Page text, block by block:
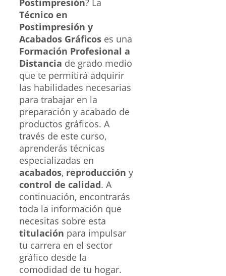
Técnico en
Postimpresión y
Acabados Gráficos es una
Formación Profesional a
Distancia de grado medio
que te permitirá adquirir
las habilidades necesarias
para trabajar en la
preparación y acabado de
productos gráficos. A
través de este curso,
aprenderás técnicas
especializadas en
acabados, reproducción y
control de calidad. A
continuación, encontrarás
toda la información que
necesitas sobre esta
titulación para impulsar
tu carrera en el sector
gráfico desde la
comodidad de tu hogar.